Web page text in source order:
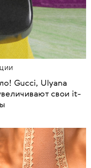
Gucci, Ulyana
свои it-